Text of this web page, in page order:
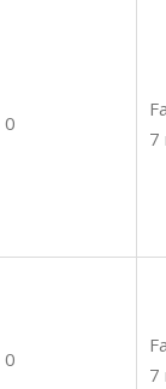
0
7
0
7